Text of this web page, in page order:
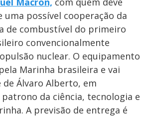
uma possível cooperação da
de combustível do primeiro
convencionalmente
nuclear. O equipamento
Marinha brasileira e vai
de Álvaro Alberto, em
da ciência, tecnologia e
A previsão de entrega é